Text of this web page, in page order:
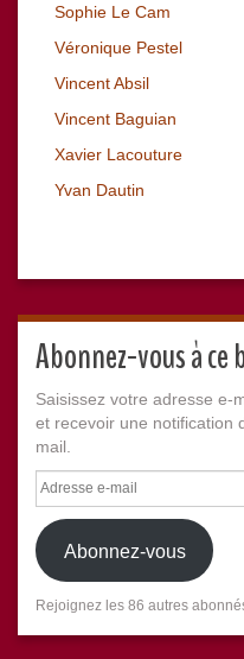
Sophie Le Cam
Véronique Pestel
Vincent Absil
Vincent Baguian
Xavier Lacouture
Yvan Dautin
Abonnez-vous à
Saisissez votre adresse e-
et recevoir une notification
mail.
Adresse
e-
mail
Abonnez-vous
Rejoignez les 86 autres